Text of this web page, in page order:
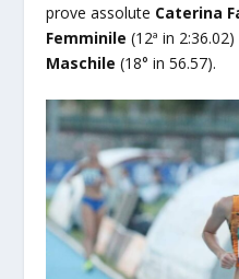
prove assolute Caterina
Femminile (12ª in 2:36.02)
Maschile (18° in 56.57).